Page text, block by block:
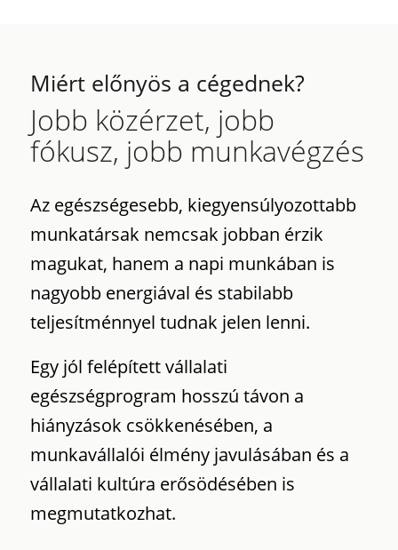
Miért előnyös a cégednek?
Jobb közérzet, jobb
fókusz, jobb munkavégzés
Az egészségesebb, kiegyensúlyozottabb
munkatársak nemcsak jobban érzik
magukat, hanem a napi munkában is
nagyobb energiával és stabilabb
teljesítménnyel tudnak jelen lenni.
Egy jól felépített vállalati
egészségprogram hosszú távon a
hiányzások csökkenésében, a
munkavállalói élmény javulásában és a
vállalati kultúra erősödésében is
megmutatkozhat.